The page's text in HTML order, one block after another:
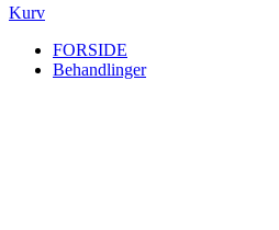
Kurv
FORSIDE
Behandlinger